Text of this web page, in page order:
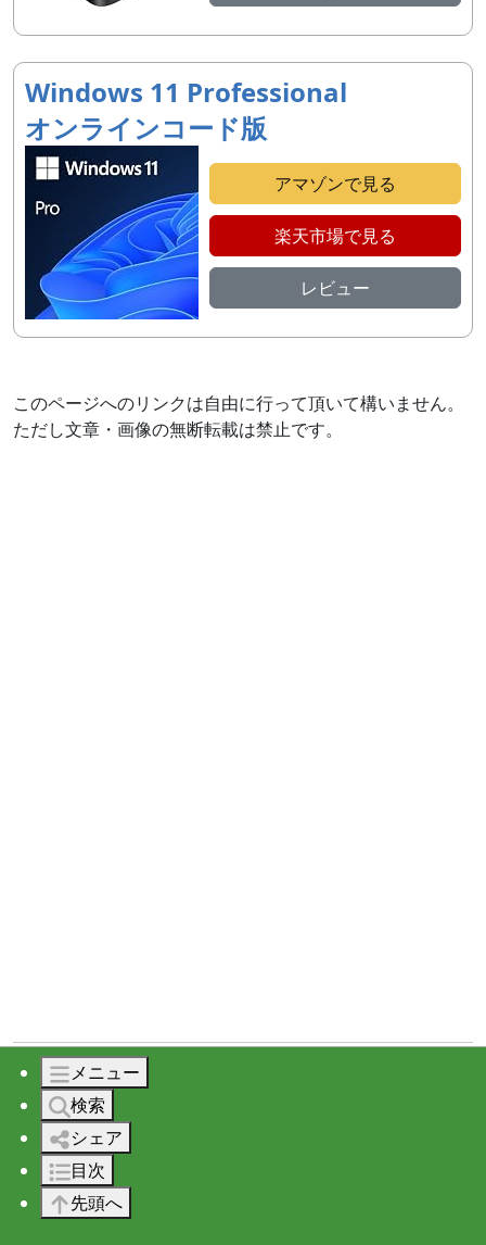
Windows 11 Professional
オンラインコード版
アマゾンで見る
楽天市場で見る
レビュー
このページへのリンクは自由に行って頂いて構いません。
ただし文章・画像の無断転載は禁止です。
会社案内
会社概要
制作実績
メニュー
検索
シェア
目次
先頭へ